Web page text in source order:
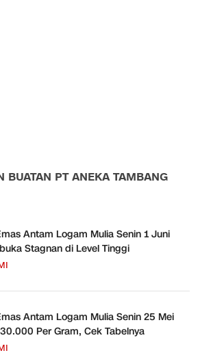
BUATAN PT ANEKA TAMBANG
Antam Logam Mulia Senin 1 Juni
Stagnan di Level Tinggi
Antam Logam Mulia Senin 25 Mei
Per Gram, Cek Tabelnya